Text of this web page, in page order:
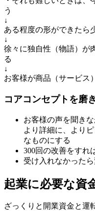
う
↓
ある程度の形ができたら
↓
徐々に独自性（物語）が
る
↓
お客様が商品（サービス
コアコンセプトを磨
お客様の声を聞き
より詳細に、より
なものにする
300回の改善をすれ
受け入れなかった
起業に必要な資
ざっくりと開業資金と運